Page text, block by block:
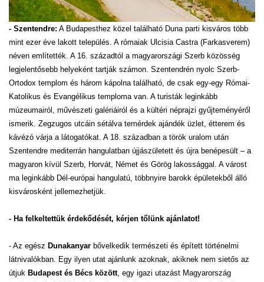
- Szentendre: A Budapesthez közel található Duna parti kisváros több
mint ezer éve lakott település. A rómaiak Ulcisia Castra (Farkasverem)
néven említették. A 16. századtól a magyarországi Szerb közösség
legjelentősebb helyeként tartják számon. Szentendrén nyolc Szerb-
Ortodox templom és három kápolna található, de csak egy-egy Római-
Katolikus és Evangélikus temploma van. A turisták leginkább
múzeumairól, művészeti galériáiról és a kültéri néprajzi gyűjteményéről
ismerik. Zegzugos utcáin sétálva temérdek ajándék üzlet, étterem és
kávézó várja a látogatókat. A 18. században a török uralom után
Szentendre mediterrán hangulatban újjászületett és újra benépesült – a
magyaron kívül Szerb, Horvát, Német és Görög lakossággal. A várost
ma leginkább Dél-európai hangulatú, többnyire barokk épületekből álló
kisvárosként jellemezhetjük.
- Ha felkeltettük érdekődését, kérjen tőlünk ajánlatot!
- Az egész Dunakanyar bővelkedik természeti és épített történelmi
látnivalókban. Egy ilyen utat ajánlunk azoknak, akiknek nem sietős az
útjuk Budapest és Bécs között, egy igazi utazást Magyarország